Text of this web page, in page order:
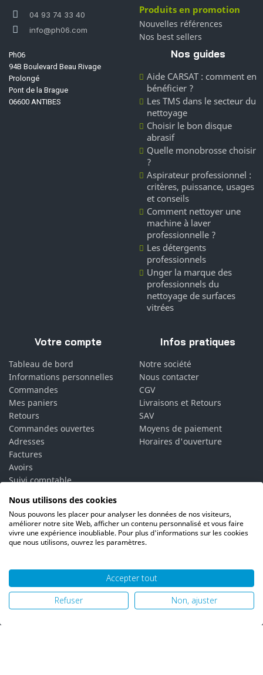
04 93 74 33 40
info@ph06.com
Ph06
94B Boulevard Beau Rivage
Prolongé
Pont de la Brague
06600 ANTIBES
Produits en promotion
Nouvelles références
Nos best sellers
Nos guides
Aide CARSAT : comment en
bénéficier ?
Les TMS dans le secteur du
nettoyage
Choisir le bon disque
abrasif
Quelle monobrosse choisir
?
Aspirateur professionnel :
critères, puissance, usages
et conseils
Comment nettoyer une
machine à laver
professionnelle ?
Les détergents
professionnels
Unger la marque des
professionnels du
nettoyage de surfaces
vitrées
Votre compte
Tableau de bord
Informations personnelles
Commandes
Mes paniers
Retours
Commandes ouvertes
Adresses
Factures
Avoirs
Suivi comptable
Vos alertes
Vos interlocuteurs
Infos pratiques
Notre société
Nous contacter
CGV
Livraisons et Retours
SAV
Moyens de paiement
Horaires d'ouverture
© 2026 PH06 Produits Propreté Hygiène |Mentions légales|
Politique de confidentialité
Plan du site
Nous utilisons des cookies
Nous pouvons les placer pour analyser les données de nos visiteurs,
améliorer notre site Web, afficher un contenu personnalisé et vous faire
vivre une expérience inoubliable. Pour plus d'informations sur les cookies
que nous utilisons, ouvrez les paramètres.
Accepter tout
Refuser
Non, ajuster